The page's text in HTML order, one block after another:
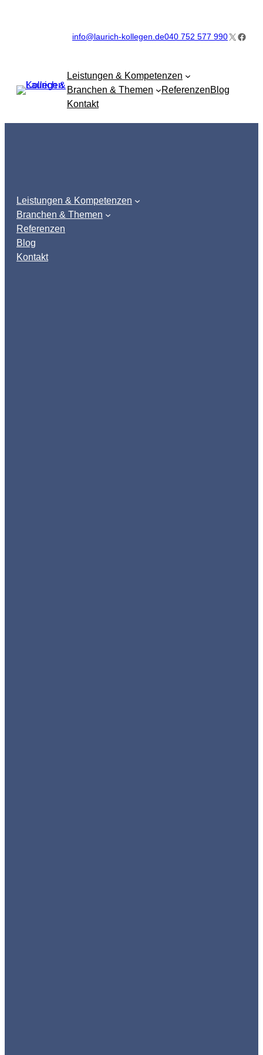
info@laurich-kollegen.de040 752 577 990X
Leistungen & Kompetenzen
Branchen & Themen
ReferenzenBlog
Kontakt
Leistungen & Kompetenzen
Branchen & Themen
Referenzen
Blog
Kontakt